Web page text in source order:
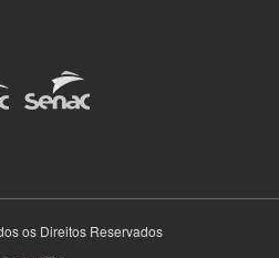
os Direitos Reservados